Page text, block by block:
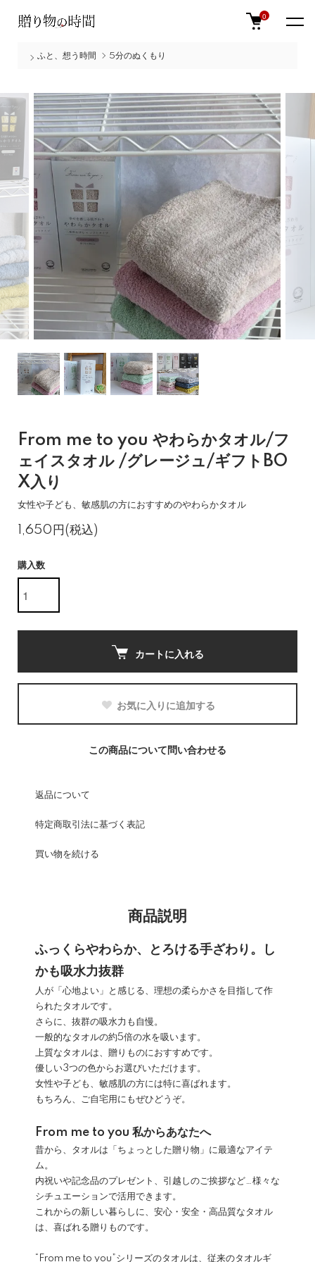
0
ふと、想う時間 5分のぬくもり
From me to you やわらかタオル/フ
ェイスタオル /グレージュ/ギフトBO
X入り
女性や子ども、敏感肌の方におすすめのやわらかタオル
1,650円(税込)
購入数
カートに入れる
お気に入りに追加する
この商品について問い合わせる
返品について
特定商取引法に基づく表記
買い物を続ける
商品説明
ふっくらやわらか、とろける手ざわり。し
かも吸水力抜群
人が「心地よい」と感じる、理想の柔らかさを目指して作
られたタオルです。
さらに、抜群の吸水力も自慢。
一般的なタオルの約5倍の水を吸います。
上質なタオルは、贈りものにおすすめです。
優しい3つの色からお選びいただけます。
女性や子ども、敏感肌の方には特に喜ばれます。
もちろん、ご自宅用にもぜひどうぞ。
From me to you 私からあなたへ
昔から、タオルは「ちょっとした贈り物」に最適なアイテ
ム。
内祝いや記念品のプレゼント、引越しのご挨拶など…様々な
シチュエーションで活用できます。
これからの新しい暮らしに、安心・安全・高品質なタオル
は、喜ばれる贈りものです。
“From me to you”シリーズのタオルは、従来のタオルギ